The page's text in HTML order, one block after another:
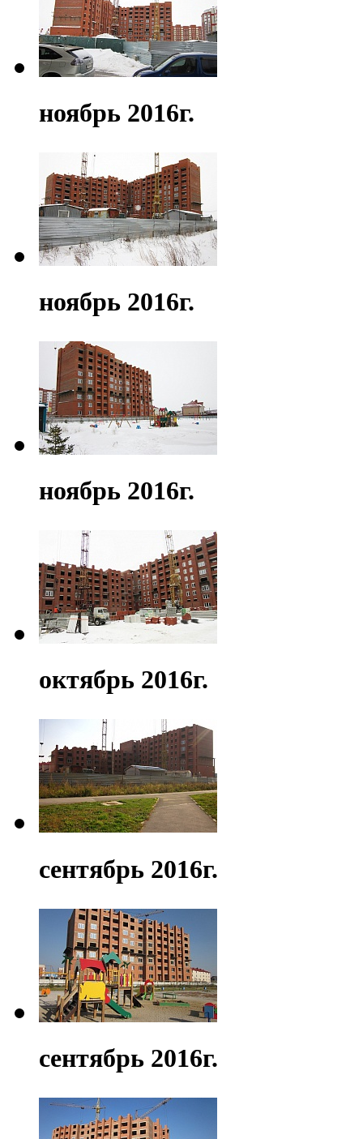
ноябрь 2016г.
ноябрь 2016г.
ноябрь 2016г.
октябрь 2016г.
сентябрь 2016г.
сентябрь 2016г.